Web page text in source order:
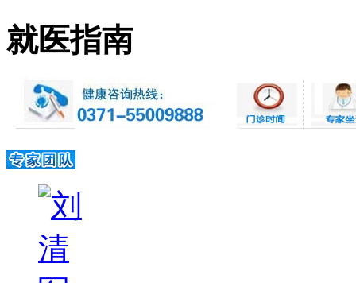
就医指南